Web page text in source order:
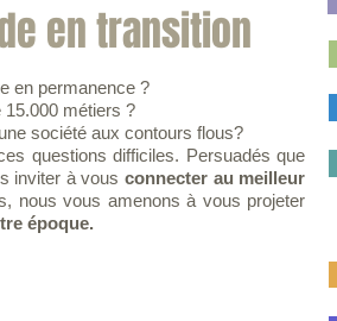
en transition
en permanence ?
métiers ?
société aux contours flous?
questions difficiles. Persuadés que
inviter à vous connecter au meilleur
nous vous amenons à vous projeter
époque.